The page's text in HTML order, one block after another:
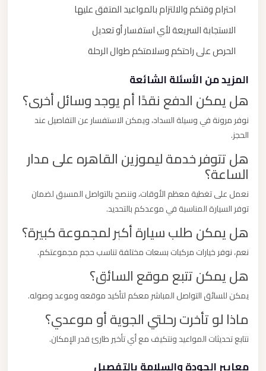
احترام وقتكم والالتزام بالمواعيد المتفق عليها
الاستجابة السريعة لأي استفسار أو تعديل
الحرص على راحتكم وسلامتكم طوال الرحلة
المزيد من الأسئلة الشائعة
هل يمكن الدفع نقدًا أم يوجد وسائل أخرى؟
نوفر مرونة في وسيلة السداد، ويمكن الاستفسار عن التفاصيل عند
الحجز.
هل تتوفر خدمة ليموزين القاهره على مدار
الساعة؟
نعمل على تغطية معظم الأوقات، وننصح بالتواصل المسبق لضمان
توفر السيارة المناسبة في موعدكم بالتحديد.
هل يمكن طلب سيارة أكبر لمجموعة كبيرة؟
نعم، نوفر خيارات مركبات بسعات مختلفة تناسب حجم مجموعتكم.
هل يمكن تتبع موقع السائق؟
يمكن للسائق التواصل المباشر معكم لتأكيد موقعه وموعد وصوله.
ماذا لو تأخرت رحلتي الجوية أو موعدي؟
نتابع تحديثات المواعيد ونتكيف مع أي تأخير طارئ قدر الإمكان.
معايير الجودة والسلامة بالتفصيل